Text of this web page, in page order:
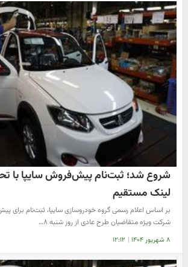
شروع شد؛ ثبت‌نام پیش‌فروش سایپا با
لینک مستقیم
بر اساس اعلام رسمی گروه خودروسازی سایپا، ثبت‌نام
شرکت ویژه متقاضیان طرح عادی از روز شنبه ۸…
۸ شهریور ۱۴۰۴ | ۱۲:۱۲